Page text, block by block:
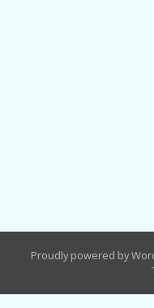
Proudly powered by